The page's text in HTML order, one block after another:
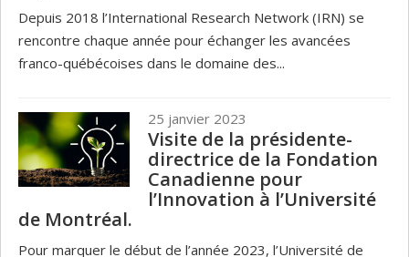
Depuis 2018 l’International Research Network (IRN) se
rencontre chaque année pour échanger les avancées
franco-québécoises dans le domaine des...
25 janvier 2023
Visite de la présidente-
directrice de la Fondation
Canadienne pour
l’Innovation à l’Université
de Montréal.
Pour marquer le début de l’année 2023, l’Université de